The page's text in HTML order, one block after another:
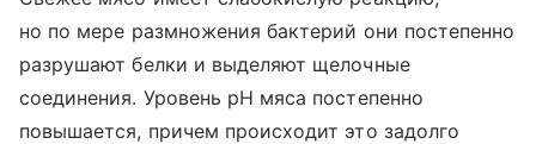
но по мере размножения бактерий они постепенно
разрушают белки и выделяют щелочные
соединения. Уровень pH мяса постепенно
повышается, причем происходит это задолго